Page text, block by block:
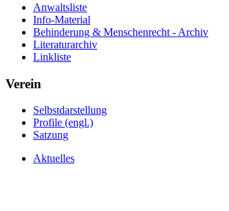
Anwaltsliste
Info-Material
Behinderung & Menschenrecht - Archiv
Literaturarchiv
Linkliste
Verein
Selbstdarstellung
Profile (engl.)
Satzung
Aktuelles